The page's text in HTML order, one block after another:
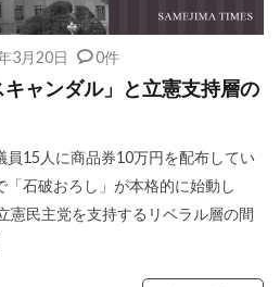
3月20日 0件
ャンダル」と立憲支持層の
員15人に商品券10万円を配布してい
石破おろし」が本格的に始動し
憲民主党を支持するリベラル層の間